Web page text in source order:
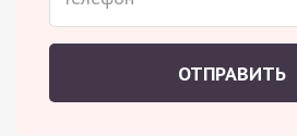
ОТПРАВИТЬ